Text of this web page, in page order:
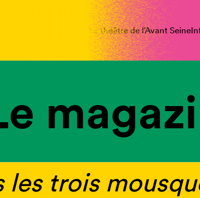
Le théâtre de l’Avant Seine
les trois